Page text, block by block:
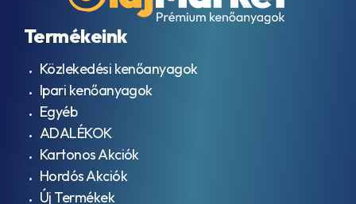
Termékeink
Közlekedési kenőanyagok
Ipari kenőanyagok
Egyéb
ADALÉKOK
Kartonos Akciók
Hordós Akciók
Új Termékek